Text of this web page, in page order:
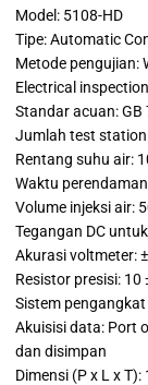
Model: 5108-HD
Tipe: Automatic
Metode pengujian:
Electrical
Standar acuan: GB
Jumlah test
Rentang suhu air:
Waktu
Volume injeksi air:
Tegangan DC
Akurasi voltmeter:
Resistor presisi: 10
Sistem
Akuisisi data: Port
dan disimpan
Dimensi (P x L x